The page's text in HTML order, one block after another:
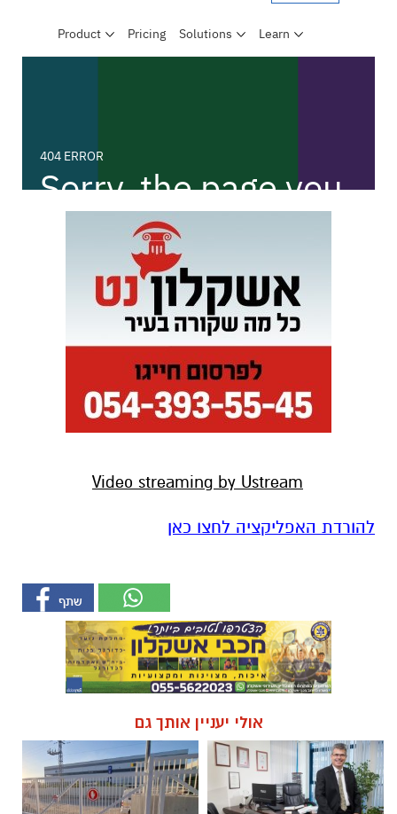
Video streaming by Ustream
להורדת האפליקציה לחצו כאן
אולי יעניין אותך גם